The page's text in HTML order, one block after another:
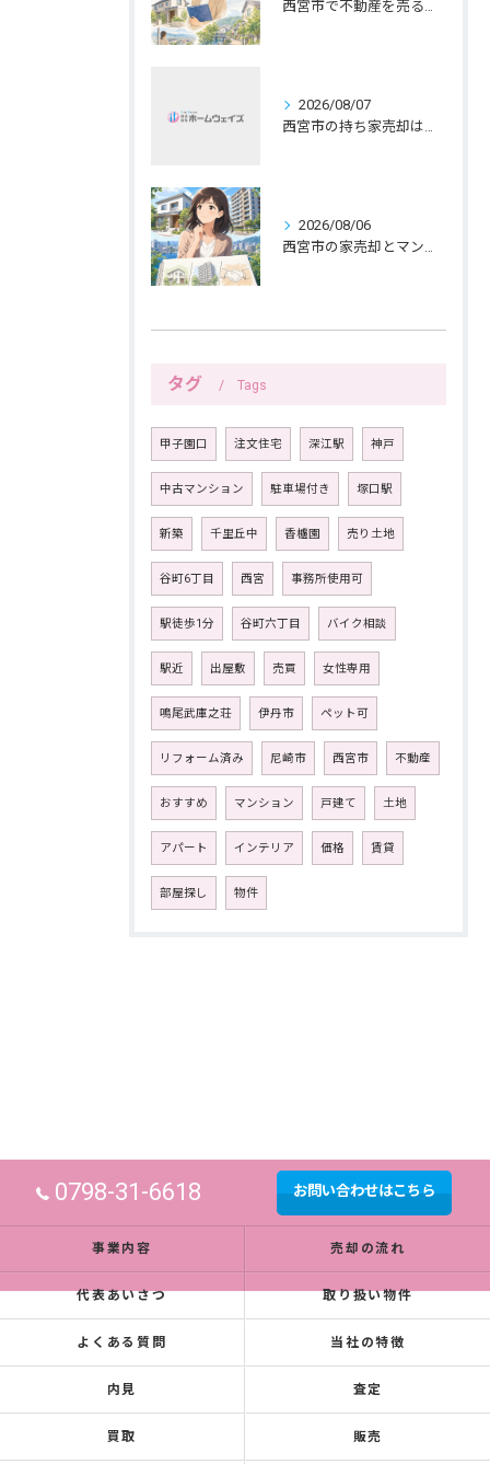
2026/08/07
2026/08/06
タグ Tags
甲子園口 注文住宅 深江駅 神戸
中古マンション 駐車場付き 塚口駅
新築 千里丘中 香櫨園 売り土地
谷町6丁目 西宮 事務所使用可
駅徒歩1分 谷町六丁目 バイク相談
駅近 出屋敷 売買 女性専用
鳴尾武庫之荘 伊丹市 ペット可
リフォーム済み 尼崎市 西宮市 不動産
おすすめ マンション 戸建て 土地
アパート インテリア 価格 賃貸
部屋探し 物件
0798-31-6618 お問い合わせはこちら
事業内容 売却の流れ
代表あいさつ 取り扱い物件
よくある質問 当社の特徴
内見 査定
買取 販売